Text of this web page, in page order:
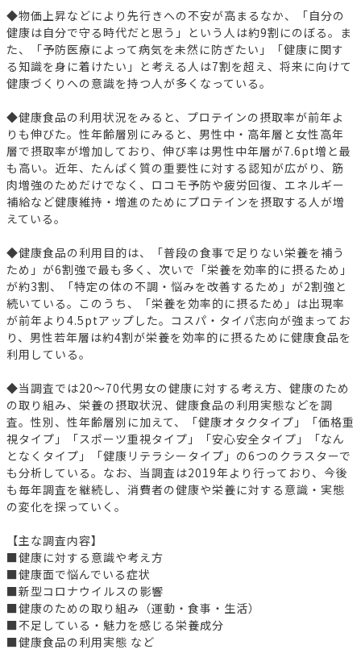
◆物価上昇などにより先行きへの不安が高まるなか、「自分の
健康は自分で守る時代だと思う」という人は約9割にのぼる。ま
た、「予防医療によって病気を未然に防ぎたい」「健康に関す
る知識を身に着けたい」と考える人は7割を超え、将来に向けて
健康づくりへの意識を持つ人が多くなっている。
◆健康食品の利用状況をみると、プロテインの摂取率が前年よ
りも伸びた。性年齢層別にみると、男性中・高年層と女性高年
層で摂取率が増加しており、伸び率は男性中年層が7.6pt増と最
も高い。近年、たんぱく質の重要性に対する認知が広がり、筋
肉増強のためだけでなく、ロコモ予防や疲労回復、エネルギー
補給など健康維持・増進のためにプロテインを摂取する人が増
えている。
◆健康食品の利用目的は、「普段の食事で足りない栄養を補う
ため」が6割強で最も多く、次いで「栄養を効率的に摂るため」
が約3割、「特定の体の不調・悩みを改善するため」が2割強と
続いている。このうち、「栄養を効率的に摂るため」は出現率
が前年より4.5ptアップした。コスパ・タイパ志向が強まってお
り、男性若年層は約4割が栄養を効率的に摂るために健康食品を
利用している。
◆当調査では20～70代男女の健康に対する考え方、健康のため
の取り組み、栄養の摂取状況、健康食品の利用実態などを調
査。性別、性年齢層別に加えて、「健康オタクタイプ」「価格重
視タイプ」「スポーツ重視タイプ」「安心安全タイプ」「なん
となくタイプ」「健康リテラシータイプ」の6つのクラスターで
も分析している。なお、当調査は2019年より行っており、今後
も毎年調査を継続し、消費者の健康や栄養に対する意識・実態
の変化を探っていく。
【主な調査内容】
■健康に対する意識や考え方
■健康面で悩んでいる症状
■新型コロナウイルスの影響
■健康のための取り組み（運動・食事・生活）
■不足している・魅力を感じる栄養成分
■健康食品の利用実態 など